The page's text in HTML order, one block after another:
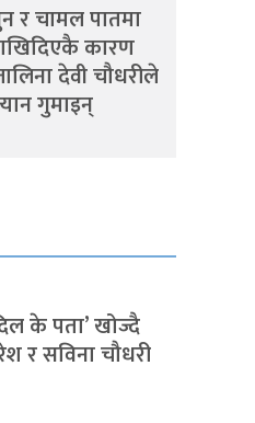
र चामल पातमा
कारण
देवी चौधरीले
गुमाइन्
के पता’ खोज्दै
र सविना चौधरी